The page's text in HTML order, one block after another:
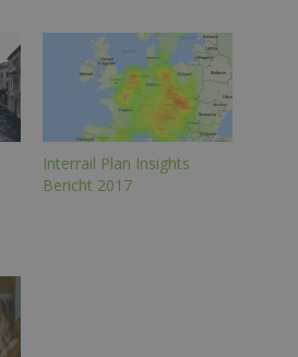
Interrail Plan Insights
Bericht 2017